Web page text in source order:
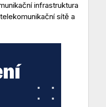
infrastruktura
sítě a